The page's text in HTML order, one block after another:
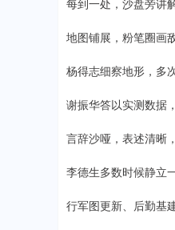
每到一处，沙盘旁讲
地图铺展，粉笔圈画
杨得志细察地形，多
谢振华答以实测数据
言辞沙哑，表述清晰
李德生多数时候静立
行军图更新、后勤基